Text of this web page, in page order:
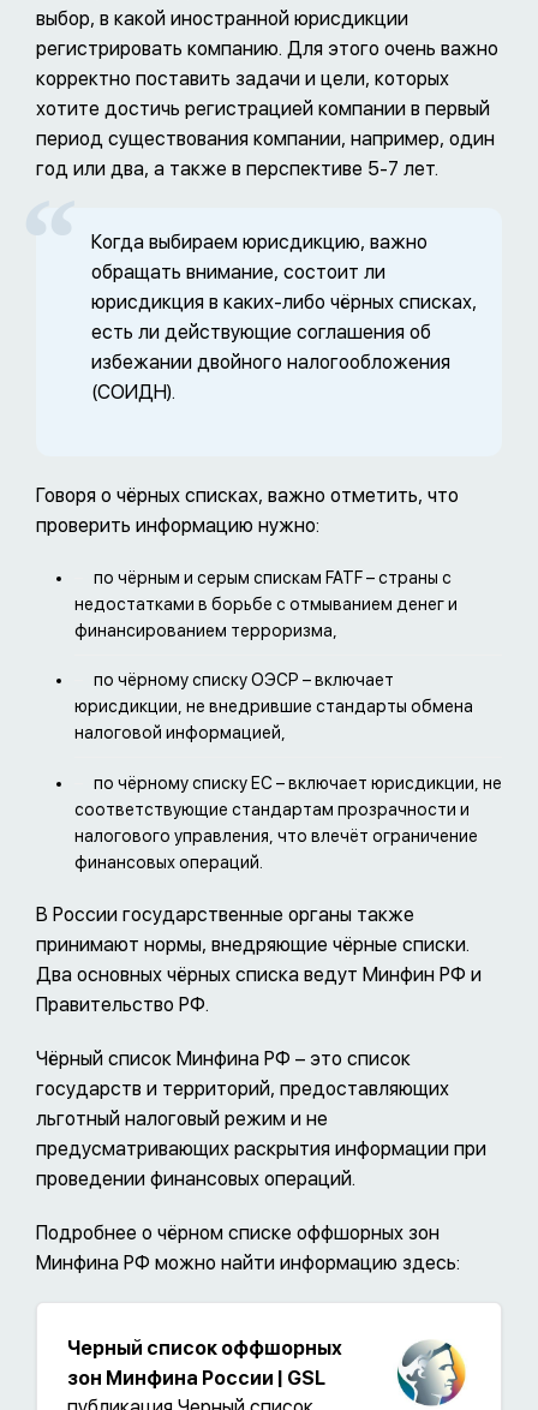
выбор, в какой иностранной юрисдикции
регистрировать компанию. Для этого очень важно
корректно поставить задачи и цели, которых
хотите достичь регистрацией компании в первый
период существования компании, например, один
год или два, а также в перспективе 5-7 лет.
Когда выбираем юрисдикцию, важно
обращать внимание, состоит ли
юрисдикция в каких-либо чёрных списках,
есть ли действующие соглашения об
избежании двойного налогообложения
(СОИДН).
Говоря о чёрных списках, важно отметить, что
проверить информацию нужно:
по чёрным и серым спискам FATF – страны с
недостатками в борьбе с отмыванием денег и
финансированием терроризма,
по чёрному списку ОЭСР – включает
юрисдикции, не внедрившие стандарты обмена
налоговой информацией,
по чёрному списку ЕС – включает юрисдикции, не
соответствующие стандартам прозрачности и
налогового управления, что влечёт ограничение
финансовых операций.
В России государственные органы также
принимают нормы, внедряющие чёрные списки.
Два основных чёрных списка ведут Минфин РФ и
Правительство РФ.
Чёрный список Минфина РФ – это список
государств и территорий, предоставляющих
льготный налоговый режим и не
предусматривающих раскрытия информации при
проведении финансовых операций.
Подробнее о чёрном списке оффшорных зон
Минфина РФ можно найти информацию здесь:
Черный список оффшорных
зон Минфина России | GSL